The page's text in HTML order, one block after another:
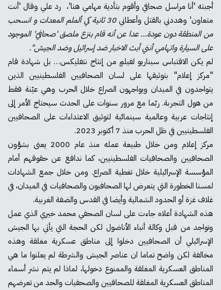
أجبته 'أنا مراسل صحافي وأقوم بتأدية مهامي هنا'، رد علي وقال 'أنت
متعاون' وهددني بالقتل وأعطاني
30 ثانية كي ألملم المعدات و انسحب
من المنطقة دون عودة… عدا عن أنه قام بنزع ملصق 'صحافيّ' الموجود
على السيارة واتهامي أنني أبث الاخبار ضد إسرائيل وضد الجيش".
لم يكن الاقتباس سيناريو لفيلمٍ من إنتاج نتفليكس… بل شهادة قام
"مركز إعلام" بتوثيقها على لسان الصحافيين الفلسطينيين الذين
يتواجدون في الميدان ويواجهون الصراع خلال الحرب وهي عيّنة فقط
من هول التجربة. ربّما مع مرور سنوات على الحدث سيحتاج الأمر إلى
إنتاجات عربية وعالمية سينمائية لتوثيق الاعتداءات على الصحافيين
الفلسطينيين في ظل الحرب منذ 7 أكتوبر 2023.
مركز إعلام ومن خلال طبيعة عمله منذ عام 2000 يعنى بشؤون
الصحافيين والصحافيات الفلسطينيين، كما ندافع عن حقوقهم أمام
المؤسسة الإسرائيلية خلال تغطية الصراع. ومن خلال جمع الشهادات
لمسنا الخطورة التي يتعرض لها الصحافيون والصحافيات في الميدان، في
غلاف غزة أو الحدود الشمالية وأيضا في القدس والضفة الغربية.
هذه الشهادة أعلاه جاءت على لسان الصحفي محمد خيري الذي عمل
وتواجد من قبل وكالة أنباء الأناضول لكن الحجة التي يأتي بها الجيش
الإسرائيلي أن الصحافيين دخلوا إلى مناطق عسكرية مغلقة وهذه
مخالفة لكن واضح تماما ان عناصر الجيش والشرطة لم يعلنوا ما هي
المناطق العسكرية المغلقة والممنوع دخولها، لماذا لم يتم نشر أسماء
المناطق العسكرية المغلقة للصحافيين والصحفيات والحد من تعرضهم